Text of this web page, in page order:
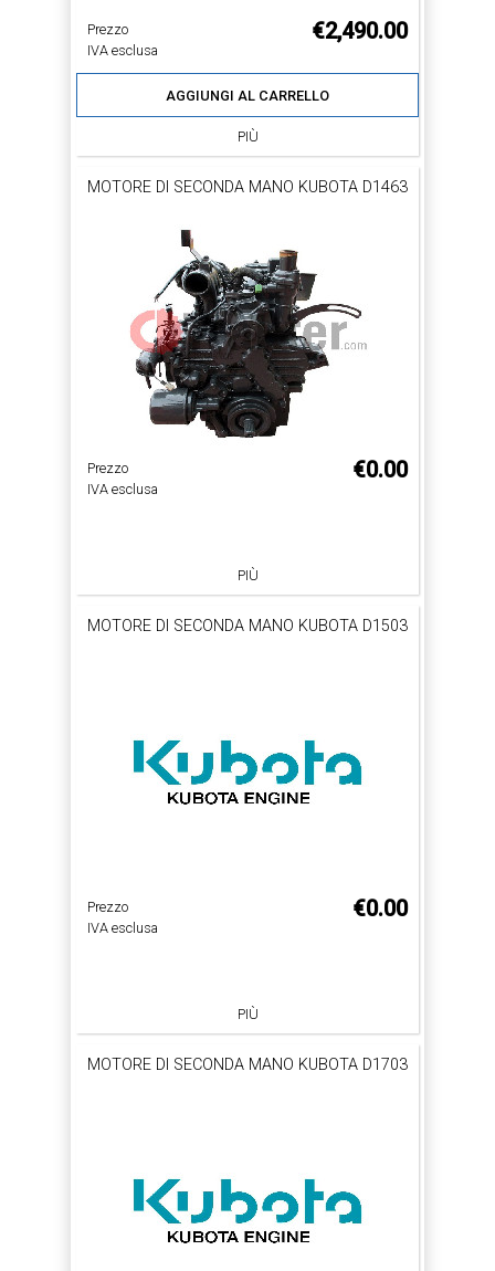
Prezzo
IVA esclusa
€2,490.00
AGGIUNGI AL CARRELLO
PIÙ
MOTORE DI SECONDA MANO KUBOTA D1463
Prezzo
IVA esclusa
€0.00
PIÙ
MOTORE DI SECONDA MANO KUBOTA D1503
Prezzo
IVA esclusa
€0.00
PIÙ
MOTORE DI SECONDA MANO KUBOTA D1703